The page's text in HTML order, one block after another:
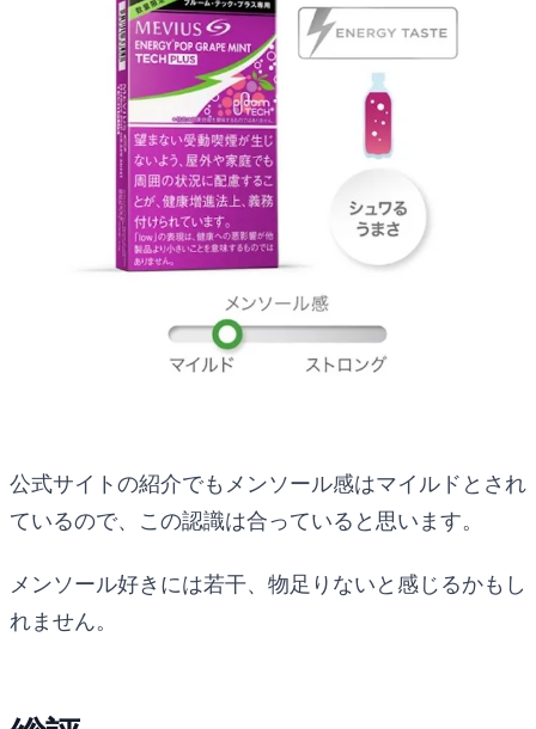
公式サイトの紹介でもメンソール感はマイルドとされ
ているので、この認識は合っていると思います。
メンソール好きには若干、物足りないと感じるかもし
れません。